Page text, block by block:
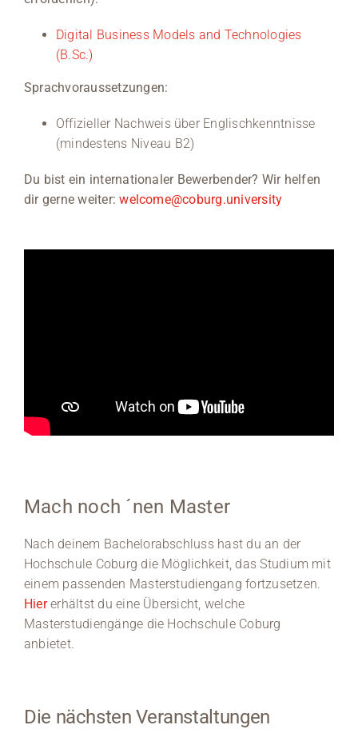
Digital Business Models and Technologies
(B.Sc.)
Sprachvoraussetzungen:
Offizieller Nachweis über Englischkenntnisse
(mindestens Niveau B2)
Du bist ein internationaler Bewerbender? Wir helfen
dir gerne weiter:welcome@coburg.university
Mach noch ´nen Master
Nach deinem Bachelorabschluss hast du an der
Hochschule Coburg die Möglichkeit, das Studium mit
einem passenden Masterstudiengang fortzusetzen.
Hiererhältst du eine Übersicht, welche
Masterstudiengänge die Hochschule Coburg
anbietet.
Die nächsten Veranstaltungen